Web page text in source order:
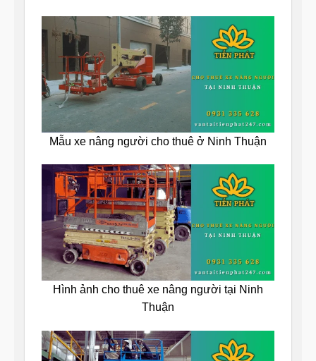
Mẫu xe nâng người cho thuê ở Ninh Thuận
Hình ảnh cho thuê xe nâng người tại Ninh
Thuận